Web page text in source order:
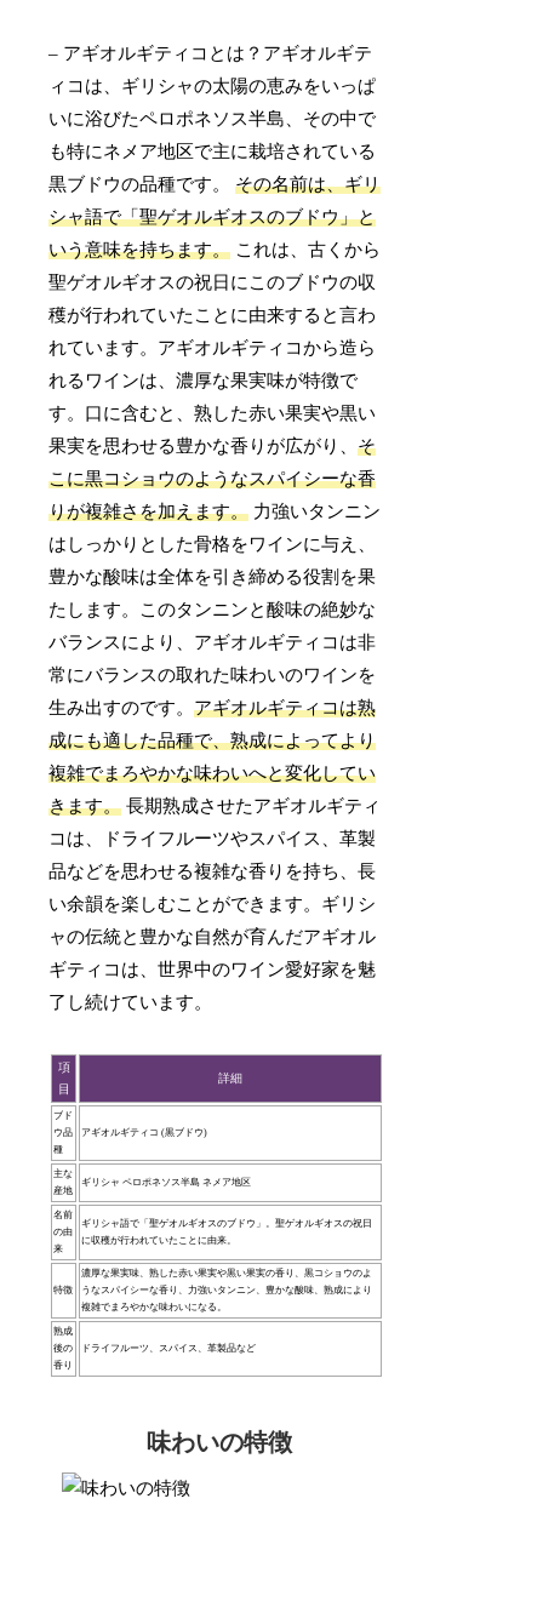
– アギオルギティコとは？アギオルギテ
ィコは、ギリシャの太陽の恵みをいっぱ
いに浴びたペロポネソス半島、その中で
も特にネメア地区で主に栽培されている
黒ブドウの品種です。その名前は、ギリ
シャ語で「聖ゲオルギオスのブドウ」と
いう意味を持ちます。 これは、古くから
聖ゲオルギオスの祝日にこのブドウの収
穫が行われていたことに由来すると言わ
れています。アギオルギティコから造ら
れるワインは、濃厚な果実味が特徴で
す。口に含むと、熟した赤い果実や黒い
果実を思わせる豊かな香りが広がり、そ
こに黒コショウのようなスパイシーな香
りが複雑さを加えます。 力強いタンニン
はしっかりとした骨格をワインに与え、
豊かな酸味は全体を引き締める役割を果
たします。このタンニンと酸味の絶妙な
バランスにより、アギオルギティコは非
常にバランスの取れた味わいのワインを
生み出すのです。アギオルギティコは熟
成にも適した品種で、熟成によってより
複雑でまろやかな味わいへと変化してい
きます。 長期熟成させたアギオルギティ
コは、ドライフルーツやスパイス、革製
品などを思わせる複雑な香りを持ち、長
い余韻を楽しむことができます。ギリシ
ャの伝統と豊かな自然が育んだアギオル
ギティコは、世界中のワイン愛好家を魅
了し続けています。
項
目
詳細
ブド
ウ品
種
アギオルギティコ (黒ブドウ)
主な
産地
ギリシャ ペロポネソス半島 ネメア地区
名前
の由
来
ギリシャ語で「聖ゲオルギオスのブドウ」。聖ゲオルギオスの祝日
に収穫が行われていたことに由来。
特徴
濃厚な果実味、熟した赤い果実や黒い果実の香り、黒コショウのよ
うなスパイシーな香り、力強いタンニン、豊かな酸味、熟成により
複雑でまろやかな味わいになる。
熟成
後の
香り
ドライフルーツ、スパイス、革製品など
味わいの特徴